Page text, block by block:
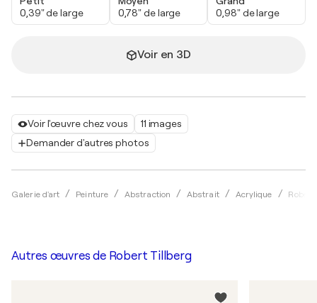
Voir l'œuvre chez vous
11 images
Demander d'autres photos
Galerie d'art Peinture Abstraction Abstrait Acrylique Robert
0,39" de large
0,78" de large
0,98" de large
Voir en 3D
Autres œuvres de Robert Tillberg